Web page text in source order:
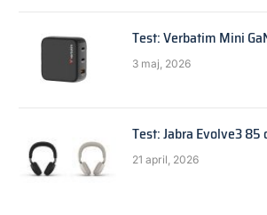
Test: Verbatim Mini
3 maj, 2026
Test: Jabra Evolve3 85
21 april, 2026